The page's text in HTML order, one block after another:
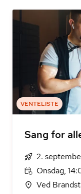
VENTELISTE
Sang for
2.
Onsdag,
Ved